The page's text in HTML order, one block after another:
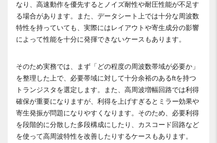
なり、高速動作を優先するとノイズ耐性や耐圧性能が不足す
る場合があります。また、データシート上では十分な周波数
特性を持っていても、実際にはレイアウトや寄生成分の影響
によって性能を十分に発揮できないケースもあります。
そのため実務では、まず「どの程度の周波数帯域が必要か」
を整理した上で、必要帯域に対して十分余裕のあるftを持つ
トランジスタを選定します。また、高周波増幅回路では利得
確保が重要になりますが、利得を上げすぎるとミラー効果や
寄生発振が問題になりやすくなります。そのため、必要利得
を段階的に分散した多段構成にしたり、カスコード回路など
を使って高周波特性を改善したりするケースもあります。